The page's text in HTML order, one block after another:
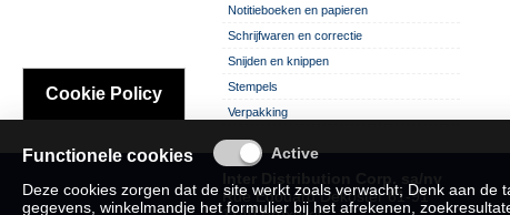
Notitieboeken en papieren
Schrijfwaren en correctie
Snijden en knippen
Stempels
Verpakking
Rue Edouard Dekoster 61-91
Cookie Policy
Functionele cookies
Deze cookies zorgen dat de site werkt zoals verwacht; Denk aan
gegevens, winkelmandje het formulier bij het afrekenen,